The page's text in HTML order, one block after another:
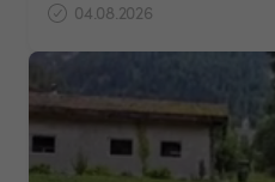
04.08.2026